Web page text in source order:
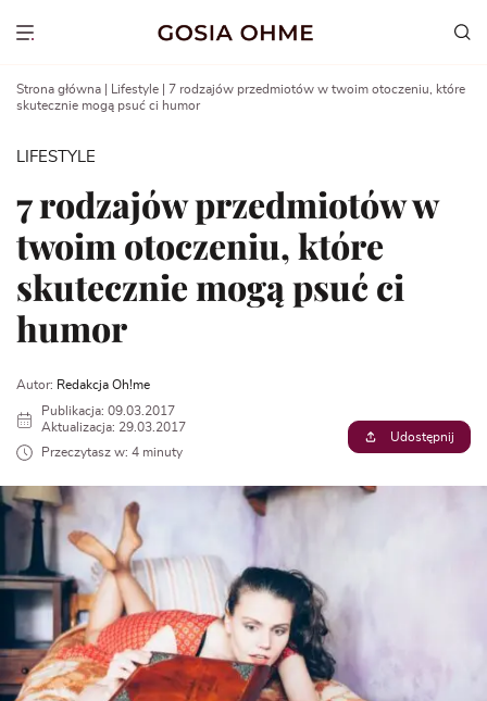
Show menu
Strona główna Lifestyle
7 rodzajów przedmiotów w twoim otoczeniu, które
skutecznie mogą psuć ci humor
LIFESTYLE
7 rodzajów przedmiotów w
twoim otoczeniu, które
skutecznie mogą psuć ci
humor
Autor: Redakcja Oh!me
Publikacja: 09.03.2017
Aktualizacja: 29.03.2017
Przeczytasz w: 4 minuty
Udostępnij